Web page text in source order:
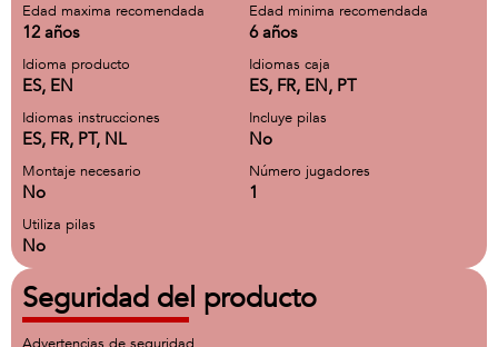
Edad maxima recomendada
12 años
Edad minima recomendada
6 años
Idioma producto
ES, EN
Idiomas caja
ES, FR, EN, PT
Idiomas instrucciones
ES, FR, PT, NL
Incluye pilas
No
Montaje necesario
No
Número jugadores
1
Utiliza pilas
No
Seguridad del producto